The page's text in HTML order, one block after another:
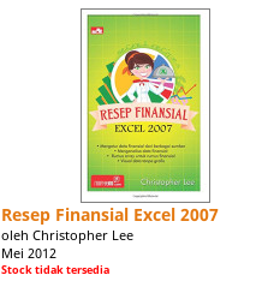
Resep Finansial Excel 2007
oleh Christopher Lee
Mei 2012
Stock tidak tersedia